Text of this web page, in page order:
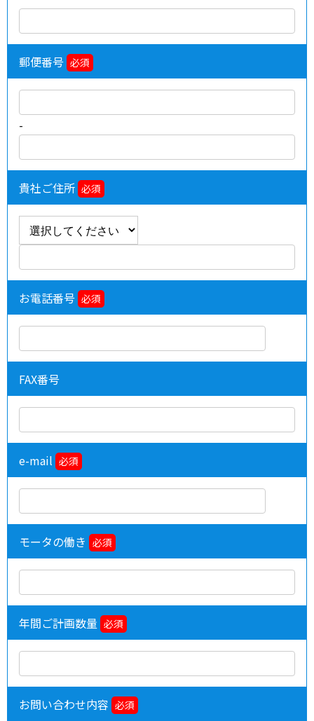
郵便番号 必須
-
貴社ご住所 必須
お電話番号 必須
FAX番号
e-mail 必須
モータの働き 必須
年間ご計画数量 必須
お問い合わせ内容 必須